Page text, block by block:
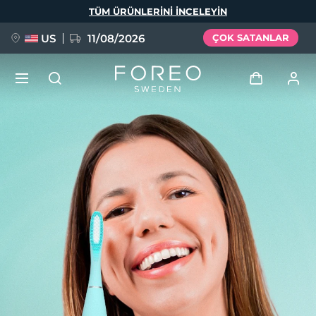
TÜM ÜRÜNLERINI INCELEYIN
US 11/08/2026 ÇOK SATANLAR
Kullanici profi̇li̇
Cihazlarım
Siparişlerim
Adresim
Aboneliklerim
FAQ™ Pure Beauty-Tech Elixir
BREAKING NEWS
issa™ Teeth Whitening Set
Dil Seçimi
Deutsch
Español
Français
Italiano
Português
Svenska
Русский
简体中文 繁體中文